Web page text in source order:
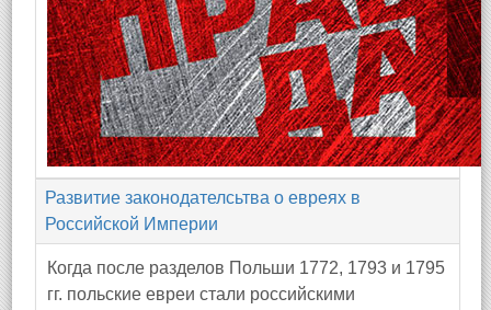
Развитие законодателсьтва о евреях в
Российской Империи
Когда после разделов Польши 1772, 1793 и 1795
гг. польские евреи стали российскими